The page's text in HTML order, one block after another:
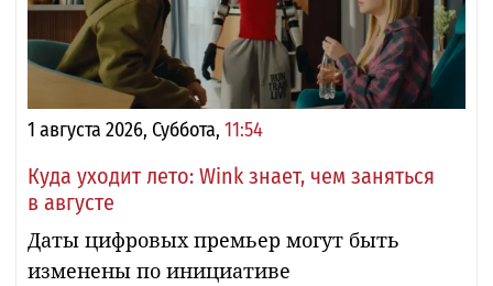
1 августа 2026, Суббота, 11:54
Куда уходит лето: Wink знает, чем заняться
в августе
Даты цифровых премьер могут быть
изменены по инициативе